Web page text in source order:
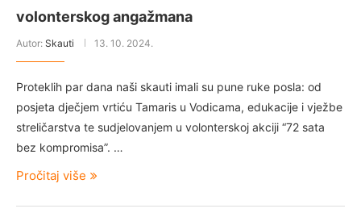
volonterskog angažmana
Autor: Skauti 13. 10. 2024.
Proteklih par dana naši skauti imali su pune ruke posla: od
posjeta dječjem vrtiću Tamaris u Vodicama, edukacije i vježbe
streličarstva te sudjelovanjem u volonterskoj akciji “72 sata
bez kompromisa”. …
Pročitaj više